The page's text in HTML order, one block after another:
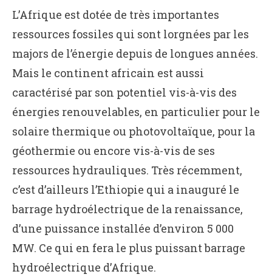
L’Afrique est dotée de très importantes
ressources fossiles qui sont lorgnées par les
majors de l’énergie depuis de longues années.
Mais le continent africain est aussi
caractérisé par son potentiel vis-à-vis des
énergies renouvelables, en particulier pour le
solaire thermique ou photovoltaïque, pour la
géothermie ou encore vis-à-vis de ses
ressources hydrauliques. Très récemment,
c’est d’ailleurs l’Ethiopie qui a inauguré le
barrage hydroélectrique de la renaissance,
d’une puissance installée d’environ 5 000
MW. Ce qui en fera le plus puissant barrage
hydroélectrique d’Afrique.